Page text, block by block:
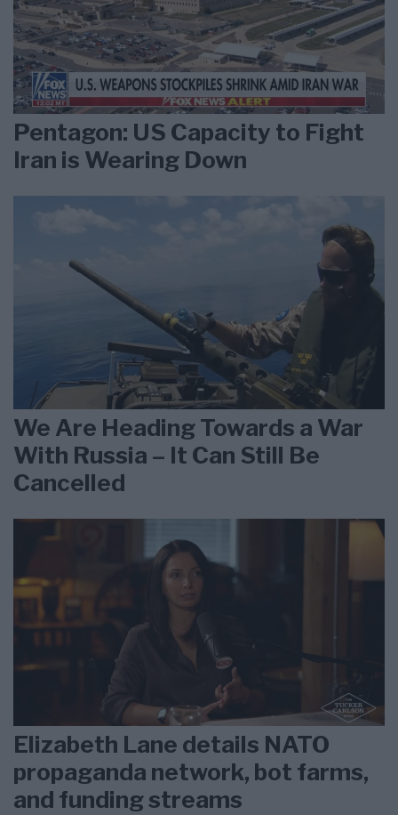
Pentagon: US Capacity to Fight
Iran is Wearing Down
We Are Heading Towards a War
With Russia – It Can Still Be
Cancelled
Elizabeth Lane details NATO
propaganda network, bot farms,
and funding streams